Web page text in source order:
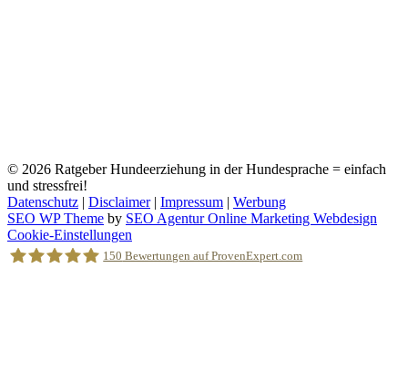
© 2026 Ratgeber Hundeerziehung in der Hundesprache = einfach
und stressfrei!
Datenschutz | Disclaimer| Impressum | Werbung
SEO WP Theme by SEO Agentur Online Marketing Webdesign
Nach
oben
scrollen
Cookie-Einstellungen
150 Bewertungen auf ProvenExpert.com